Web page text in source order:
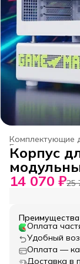
Комплектующие
Главная
Корпус
14 070 ₽25
Преимущества
Оплата
Удобный
Оплата —
Доставка в